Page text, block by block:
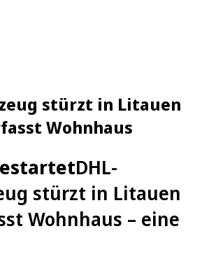
stürzt in Litauen
Wohnhaus
DHL-
stürzt in Litauen
Wohnhaus – eine